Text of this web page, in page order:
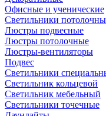
Офисные и ученические
Светильники
Люстры подвесные
Люстры потолочные
Люстры-вентиляторы
Подвес
Светильники
Светильник кольцевой
Светильник мебельный
Светильники точечные